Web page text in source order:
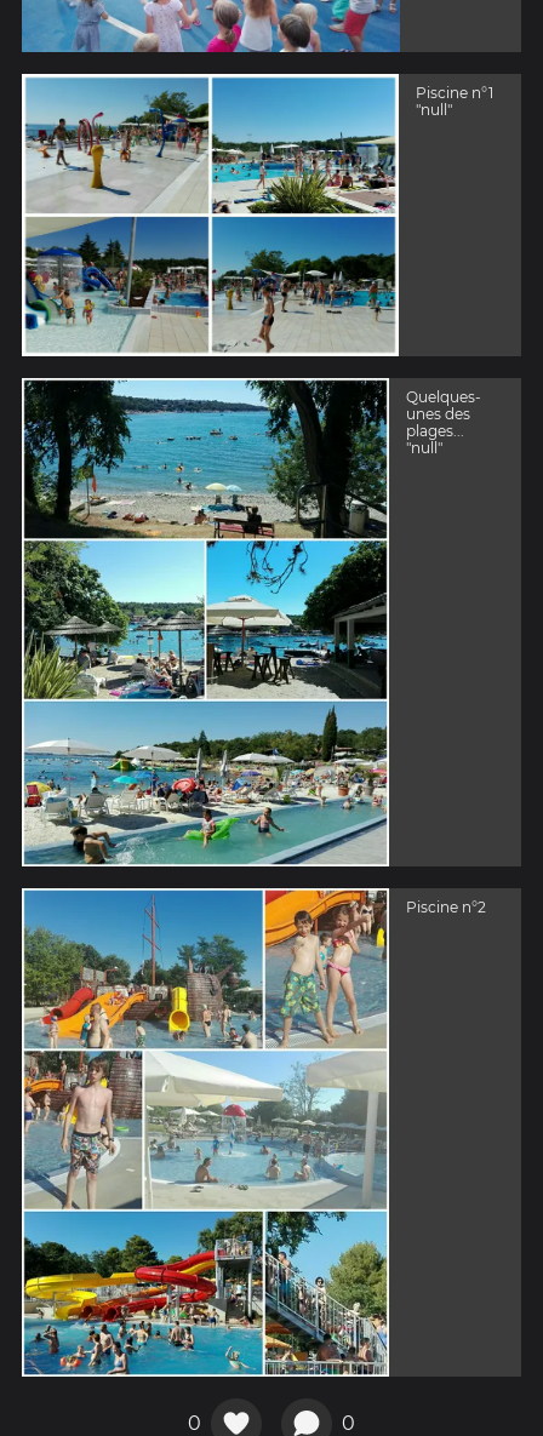
Piscine n°1
"null"
Quelques-
unes des
plages...
"null"
Piscine n°2
0 0